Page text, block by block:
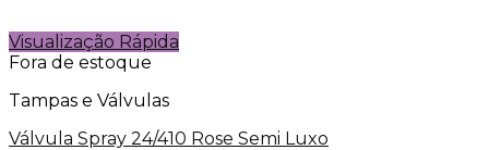
Visualização Rápida
Fora de estoque
Tampas e Válvulas
Válvula Spray 24/410 Rose Semi Luxo